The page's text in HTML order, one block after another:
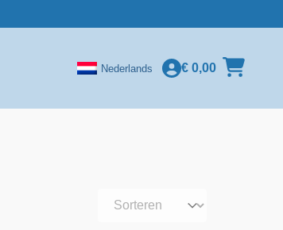
Nederlands € 0,00
Sorteren